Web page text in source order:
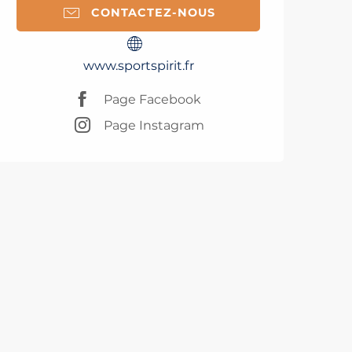
CONTACTEZ-NOUS
www.sportspirit.fr
Page Facebook
Page Instagram